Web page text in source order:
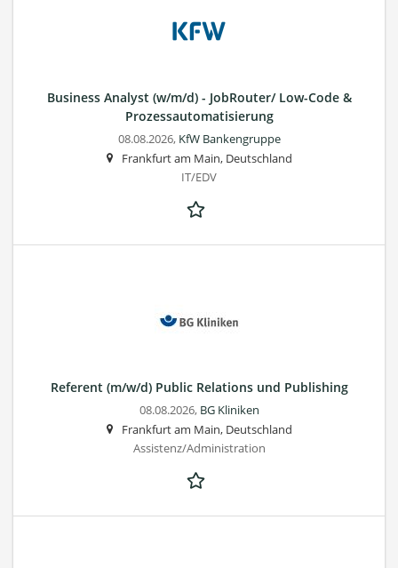
Business Analyst (w/m/d) - JobRouter/ Low-Code &
Prozessautomatisierung
08.08.2026, KfW Bankengruppe
Frankfurt am Main, Deutschland
IT/EDV
Referent (m/w/d) Public Relations und Publishing
08.08.2026, BG Kliniken
Frankfurt am Main, Deutschland
Assistenz/Administration